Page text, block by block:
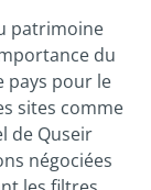
patrimoine
du
pays pour le
sites comme
de Quseir
négociées